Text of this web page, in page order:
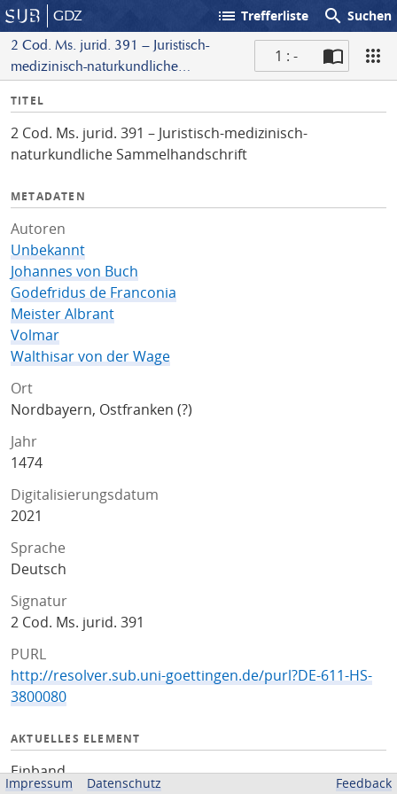
GDZ list Trefferliste search Suchen
2 Cod. Ms. jurid. 391 – Juristisch-
medizinisch-naturkundliche
1 : -
I
f
o
TITEL
2 Cod. Ms. jurid. 391 – Juristisch-medizinisch-
naturkundliche Sammelhandschrift
METADATEN
Autoren
Unbekannt
Johannes von Buch
Godefridus de Franconia
Meister Albrant
Volmar
Walthisar von der Wage
Ort
Nordbayern, Ostfranken (?)
Jahr
1474
Digitalisierungsdatum
2021
Sprache
Deutsch
Signatur
2 Cod. Ms. jurid. 391
PURL
http://resolver.sub.uni-goettingen.de/purl?DE-611-HS-
3800080
AKTUELLES ELEMENT
Einband
Impressum Datenschutz Feedback